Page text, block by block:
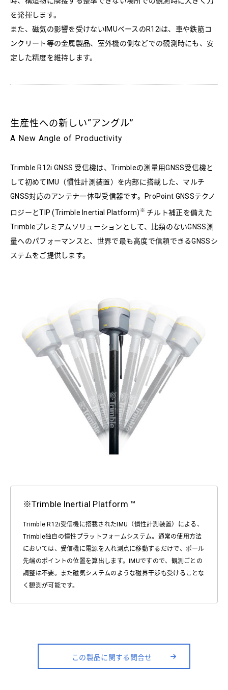
を発揮します。
また、磁気の影響を受けないIMUベースのR12iは、車や鉄筋コ
ンクリート等の金属製品、室外機の側などでの観測時にも、安
定した精度を維持します。
生産性への新しい“アングル”
A New Angle of Productivity
Trimble R12i GNSS 受信機は、Trimbleの測量用GNSS受信機と
して初めてIMU（慣性計測装置）を内部に搭載した、マルチ
GNSS対応のアンテナ一体型受信器です。ProPoint GNSSテクノ
ロジーとTIP (Trimble Inertial Platform) ※ チルト補正を備えた
Trimbleプレミアムソリューションとして、比類のないGNSS測
量へのパフォーマンスと、世界で最も高度で信頼できるGNSSシ
ステムをご提供します。
※Trimble Inertial Platform ™
Trimble R12i受信機に搭載されたIMU（慣性計測装置）による、
Trimble独自の慣性プラットフォームシステム。通常の使用方法
においては、受信機に電源を入れ測点に移動するだけで、ポール
先端のポイントの位置を算出します。IMUですので、観測ごとの
調整は不要。また磁気システムのような磁界干渉も受けることな
く観測が可能です。
この製品に関する問合せ